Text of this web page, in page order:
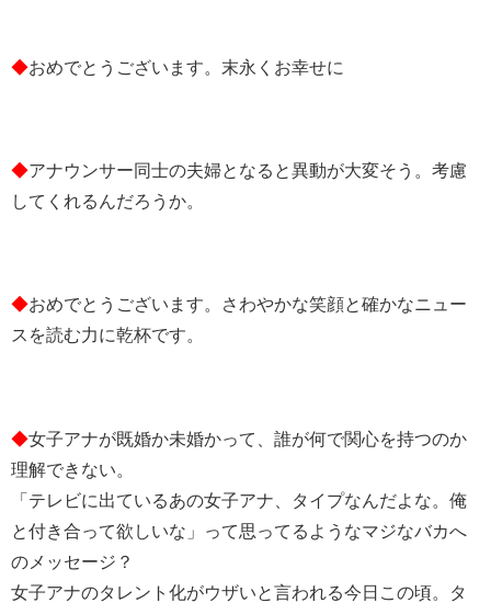
◆おめでとうございます。末永くお幸せに
◆アナウンサー同士の夫婦となると異動が大変そう。考慮
してくれるんだろうか。
◆おめでとうございます。さわやかな笑顔と確かなニュー
スを読む力に乾杯です。
◆女子アナが既婚か未婚かって、誰が何で関心を持つのか
理解できない。
「テレビに出ているあの女子アナ、タイプなんだよな。俺
と付き合って欲しいな」って思ってるようなマジなバカへ
のメッセージ？
女子アナのタレント化がウザいと言われる今日この頃。タ